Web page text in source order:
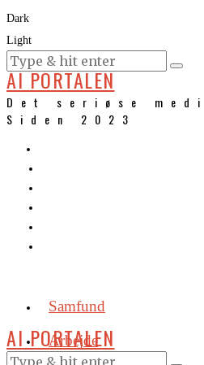
Dark
Light
KURSER
AI PORTALEN
Det seriøse
Siden 2023
Samfund
Arbejde
AI PORTALEN